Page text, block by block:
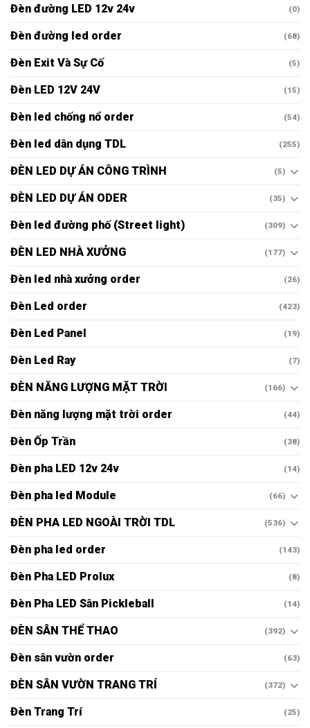
Đèn đường LED 12v 24v (0)
Đèn đường led order (68)
Đèn Exit Và Sự Cố (5)
Đèn LED 12V 24V (15)
Đèn led chống nổ order (54)
Đèn led dân dụng TDL (255)
ĐÈN LED DỰ ÁN CÔNG TRÌNH (5)
ĐÈN LED DỰ ÁN ODER (35)
Đèn led đường phố (Street light) (309)
ĐÈN LED NHÀ XƯỞNG (177)
Đèn led nhà xưởng order (26)
Đèn Led order (423)
Đèn Led Panel (19)
Đèn Led Ray (7)
ĐÈN NĂNG LƯỢNG MẶT TRỜI (166)
Đèn năng lượng mặt trời order (44)
Đèn Ốp Trần (38)
Đèn pha LED 12v 24v (14)
Đèn pha led Module (66)
ĐÈN PHA LED NGOÀI TRỜI TDL (536)
Đèn pha led order (143)
Đèn Pha LED Prolux (8)
Đèn Pha LED Sân Pickleball (14)
ĐÈN SÂN THỂ THAO (392)
Đèn sân vườn order (63)
ĐÈN SÂN VƯỜN TRANG TRÍ (372)
Đèn Trang Trí (25)